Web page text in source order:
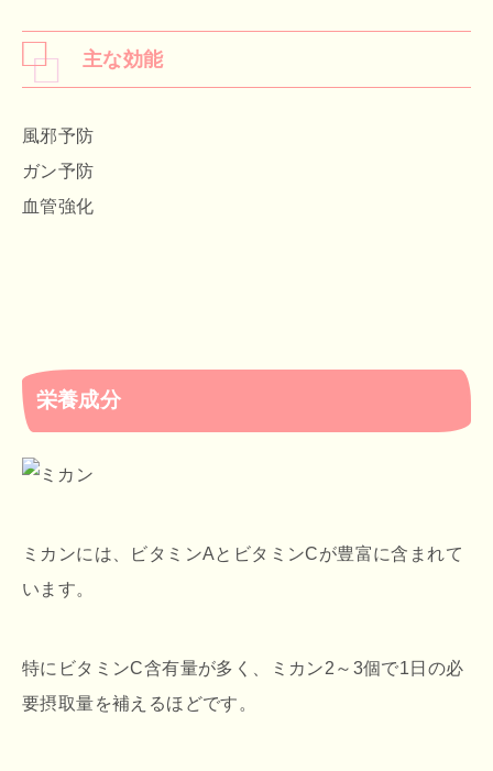
主な効能
風邪予防
ガン予防
血管強化
栄養成分
ミカンには、ビタミンAとビタミンCが豊富に含まれて
います。
特にビタミンC含有量が多く、ミカン2～3個で1日の必
要摂取量を補えるほどです。